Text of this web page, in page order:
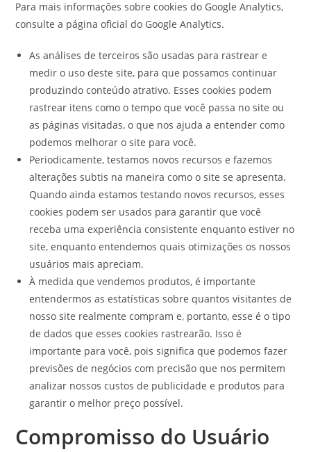
Para mais informações sobre cookies do Google Analytics,
consulte a página oficial do Google Analytics.
As análises de terceiros são usadas para rastrear e
medir o uso deste site, para que possamos continuar
produzindo conteúdo atrativo. Esses cookies podem
rastrear itens como o tempo que você passa no site ou
as páginas visitadas, o que nos ajuda a entender como
podemos melhorar o site para você.
Periodicamente, testamos novos recursos e fazemos
alterações subtis na maneira como o site se apresenta.
Quando ainda estamos testando novos recursos, esses
cookies podem ser usados para garantir que você
receba uma experiência consistente enquanto estiver no
site, enquanto entendemos quais otimizações os nossos
usuários mais apreciam.
À medida que vendemos produtos, é importante
entendermos as estatísticas sobre quantos visitantes de
nosso site realmente compram e, portanto, esse é o tipo
de dados que esses cookies rastrearão. Isso é
importante para você, pois significa que podemos fazer
previsões de negócios com precisão que nos permitem
analizar nossos custos de publicidade e produtos para
garantir o melhor preço possível.
Compromisso do Usuário